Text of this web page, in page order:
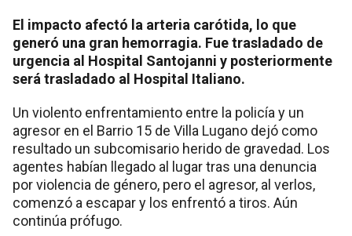
El impacto afectó la arteria carótida, lo que
generó una gran hemorragia. Fue trasladado de
urgencia al Hospital Santojanni y posteriormente
será trasladado al Hospital Italiano.
Un violento enfrentamiento entre la policía y un
agresor en el Barrio 15 de Villa Lugano dejó como
resultado un subcomisario herido de gravedad. Los
agentes habían llegado al lugar tras una denuncia
por violencia de género, pero el agresor, al verlos,
comenzó a escapar y los enfrentó a tiros. Aún
continúa prófugo.